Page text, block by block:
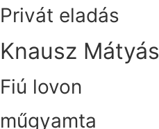
Privát eladás
Knausz Mátyás
Fiú lovon
műgyamta